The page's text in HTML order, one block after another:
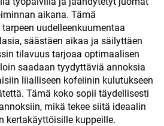
aikana. Tämä
uudelleenkuumentaa
säästäen aikaa ja säilyttäen
tilavuus tarjoaa optimaalisen
saadaan tyydyttäviä annoksia
liialliseen kofeiinin kulutukseen
Tämä koko sopii täydellisesti
mikä tekee siitä ideaalin
kertakäyttöisille kuppeille.